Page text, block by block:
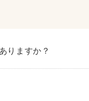
りますか？